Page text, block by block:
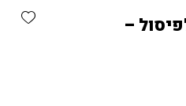
–